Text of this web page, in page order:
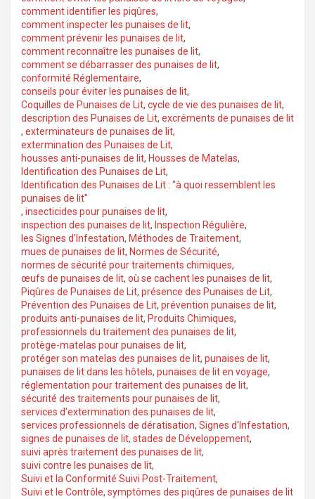
comment identifier les piqûres,
comment inspecter les punaises de lit,
comment prévenir les punaises de lit,
comment reconnaître les punaises de lit,
comment se débarrasser des punaises de lit,
conformité Réglementaire,
conseils pour éviter les punaises de lit,
Coquilles de Punaises de Lit, cycle de vie des punaises de lit,
description des Punaises de Lit, excréments de punaises de lit
, exterminateurs de punaises de lit,
extermination des Punaises de Lit,
housses anti-punaises de lit, Housses de Matelas,
Identification des Punaises de Lit,
Identification des Punaises de Lit : "à quoi ressemblent les
punaises de lit"
, insecticides pour punaises de lit,
inspection des punaises de lit, Inspection Régulière,
les Signes d'Infestation, Méthodes de Traitement,
mues de punaises de lit, Normes de Sécurité,
normes de sécurité pour traitements chimiques,
œufs de punaises de lit, où se cachent les punaises de lit,
Piqûres de Punaises de Lit, présence des Punaises de Lit,
Prévention des Punaises de Lit, prévention punaises de lit,
produits anti-punaises de lit, Produits Chimiques,
professionnels du traitement des punaises de lit,
protège-matelas pour punaises de lit,
protéger son matelas des punaises de lit, punaises de lit,
punaises de lit dans les hôtels, punaises de lit en voyage,
réglementation pour traitement des punaises de lit,
sécurité des traitements pour punaises de lit,
services d'extermination des punaises de lit,
services professionnels de dératisation, Signes d'Infestation,
signes de punaises de lit, stades de Développement,
suivi après traitement des punaises de lit,
suivi contre les punaises de lit,
Suivi et la Conformité Suivi Post-Traitement,
Suivi et le Contrôle, symptômes des piqûres de punaises de lit